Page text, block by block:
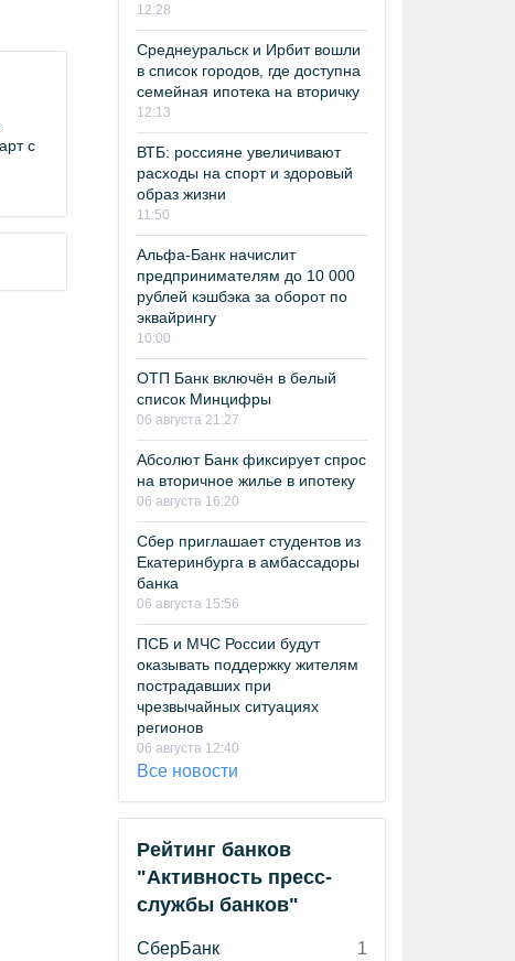
с
12:28
Среднеуральск и Ирбит вошли
в список городов, где доступна
семейная ипотека на вторичку
12:13
ВТБ: россияне увеличивают
расходы на спорт и здоровый
образ жизни
11:50
Альфа-Банк начислит
предпринимателям до 10 000
рублей кэшбэка за оборот по
эквайрингу
10:00
ОТП Банк включён в белый
список Минцифры
06 августа 21:27
Абсолют Банк фиксирует спрос
на вторичное жилье в ипотеку
06 августа 16:20
Сбер приглашает студентов из
Екатеринбурга в амбассадоры
банка
06 августа 15:56
ПСБ и МЧС России будут
оказывать поддержку жителям
пострадавших при
чрезвычайных ситуациях
регионов
06 августа 12:40
Все новости
Рейтинг банков
"Активность пресс-
службы банков"
СберБанк
1